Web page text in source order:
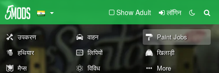
Show Adult लॉगिन
उपकरण वाहन
Paint Jobs
हथियार
लिपियों
खिलाड़ी
मैप्स
विविध More